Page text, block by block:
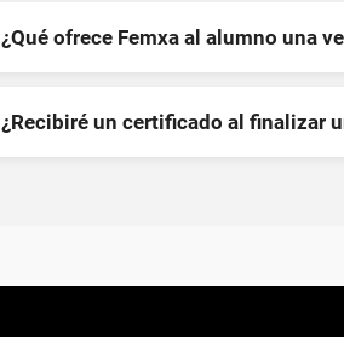
¿Qué ofrece Femxa al alumno una
¿Recibiré un certificado al finalizar